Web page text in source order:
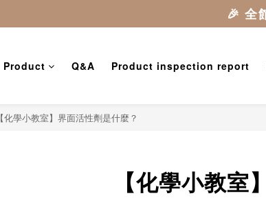
Product Q&A Product inspection report
【化學小教室】界面活性劑是什麼？
【化學小教室